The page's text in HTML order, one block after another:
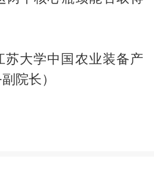
苏大学中国农业装备产
院长）